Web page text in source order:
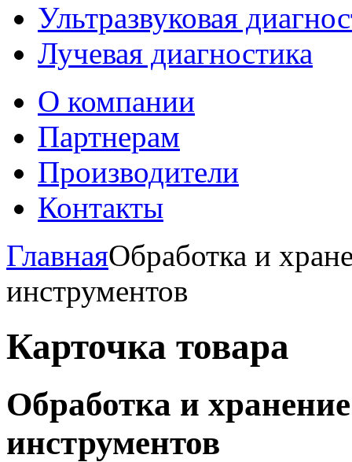
Ультразвуковая
Лучевая диагностика
О компании
Партнерам
Производители
Контакты
ГлавнаяОбработка и
инструментов
Карточка товара
Обработка и
инструментов